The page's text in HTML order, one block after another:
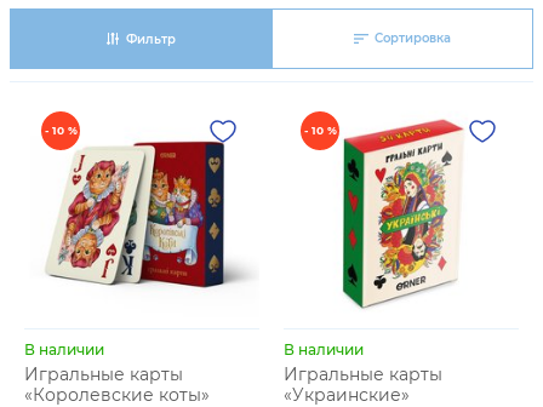
Фильтр Сортировка
- 10 %
В наличии
Игральные карты
«Королевские коты»
- 10 %
В наличии
Игральные карты
«Украинские»